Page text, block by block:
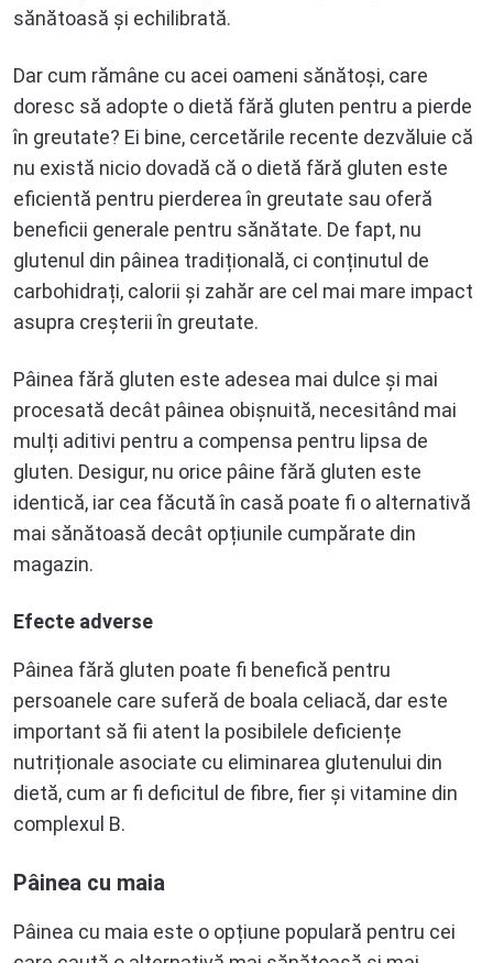
sănătoasă și echilibrată.
Dar cum rămâne cu acei oameni sănătoși, care
doresc să adopte o dietă fără gluten pentru a pierde
în greutate? Ei bine, cercetările recente dezvăluie că
nu există nicio dovadă că o dietă fără gluten este
eficientă pentru pierderea în greutate sau oferă
beneficii generale pentru sănătate. De fapt, nu
glutenul din pâinea tradițională, ci conținutul de
carbohidrați, calorii și zahăr are cel mai mare impact
asupra creșterii în greutate.
Pâinea fără gluten este adesea mai dulce și mai
procesată decât pâinea obișnuită, necesitând mai
mulți aditivi pentru a compensa pentru lipsa de
gluten. Desigur, nu orice pâine fără gluten este
identică, iar cea făcută în casă poate fi o alternativă
mai sănătoasă decât opțiunile cumpărate din
magazin.
Efecte adverse
Pâinea fără gluten poate fi benefică pentru
persoanele care suferă de boala celiacă, dar este
important să fii atent la posibilele deficiențe
nutriționale asociate cu eliminarea glutenului din
dietă, cum ar fi deficitul de fibre, fier și vitamine din
complexul B.
Pâinea cu maia
Pâinea cu maia este o opțiune populară pentru cei